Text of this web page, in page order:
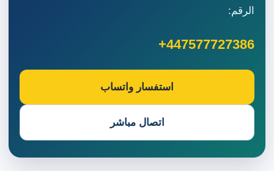
الرقم:
+447577727386
استفسار واتساب
اتصال مباشر